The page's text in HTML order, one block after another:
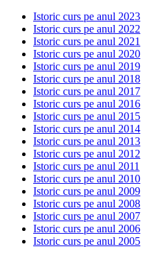
Istoric curs pe anul 2023
Istoric curs pe anul 2022
Istoric curs pe anul 2021
Istoric curs pe anul 2020
Istoric curs pe anul 2019
Istoric curs pe anul 2018
Istoric curs pe anul 2017
Istoric curs pe anul 2016
Istoric curs pe anul 2015
Istoric curs pe anul 2014
Istoric curs pe anul 2013
Istoric curs pe anul 2012
Istoric curs pe anul 2011
Istoric curs pe anul 2010
Istoric curs pe anul 2009
Istoric curs pe anul 2008
Istoric curs pe anul 2007
Istoric curs pe anul 2006
Istoric curs pe anul 2005